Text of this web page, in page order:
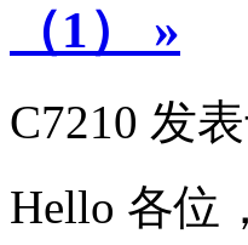
（1） »
C7210 发
Hello 各位